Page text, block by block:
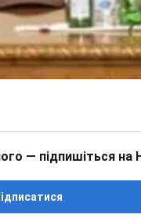
— підпишіться на